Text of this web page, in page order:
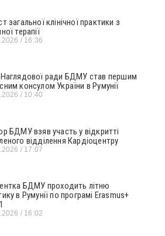
загальної клінічної практики з
терапії
16:36
ради БДМУ став першим
консулом України в Румунії
10:40
БДМУ взяв участь у відкритті
відділення Кардіоцентру
17:07
БДМУ проходить літню
в Румунії по програмі Erasmus+
16:02